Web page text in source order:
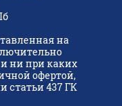
на
ни при каких
офертой,
статьи 437 ГК